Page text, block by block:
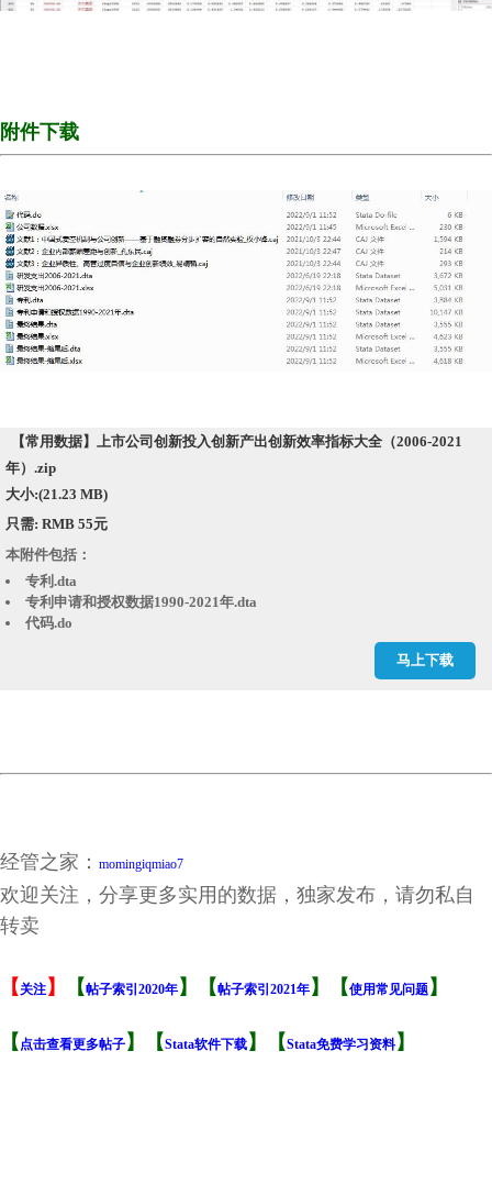
附件下载
【常用数据】上市公司创新投入创新产出创新效率指标大全（2006-2021
年）.zip
大小:(21.23 MB)
只需: RMB 55元
马上下载
本附件包括：
专利.dta
专利申请和授权数据1990-2021年.dta
代码.do
文献1：中国式卖空机制与公司创新——基于融资融券分步扩容的自然实验
最终结果-缩尾后.xlsx
研发支出2006-2021.xlsx
经管之家： momingiqmiao7
欢迎关注，分享更多实用的数据，独家发布，请勿私自
转卖
【 关注 】 【帖子索引2020年 】【帖子索引2021年 】【使用常见问题 】
【 点击查看更多帖子 】【Stata软件下载 】【Stata免费学习资料 】